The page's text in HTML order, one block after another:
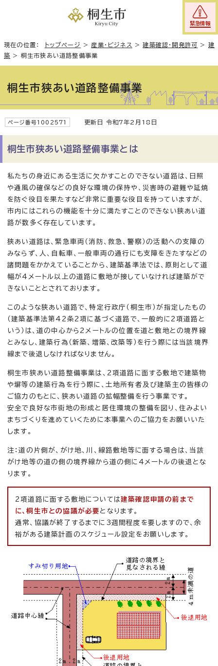
緊急情報
現在の位置： トップページ > 産業・ビジネス >建築確認・開発許可 > 建
築 > 桐生市狭あい道路整備事業
桐生市狭あい道路整備事業
ページ番号1002571 更新日 令和7年2月18日
桐生市狭あい道路整備事業とは
私たちの身近にある生活に欠かすことのできない道路は、日照
や通風の確保などの良好な環境の保持や、災害時の避難や延焼
を防ぐ役目を果たすなど非常に重要な役目を持っていますが、
市内にはこれらの機能を十分に満たすことのできない狭あい道
路が数多く存在しています。
狭あい道路は、緊急車両（消防、救急、警察）の活動への支障の
みならず、人、自転車、一般車両の通行にも支障をきたすなどの
諸問題をかかえていることから、建築基準法では、原則として道
幅が4メートル以上の道路に敷地が接していなければ建築がで
きないこととされております。
このような狭あい道路で、特定行政庁（桐生市）が指定したもの
（建築基準法第42条2項に基づく道路で、一般的に2項道路と
いう）は、道の中心から2メートルの位置を道と敷地との境界線
とみなし、建築行為（新築、増築、改築等）を行う際には当該境界
線まで後退しなければなりません。
桐生市狭あい道路整備事業は、2項道路に面する敷地で建築物
や塀等の建築行為を行う際に、土地所有者及び建築主の皆様の
ご協力のもとに、狭あい道路の拡幅整備を行う事業です。
安全で良好な市街地の形成と居住環境の整備を図り、住みよい
まちづくりを進めていくために本事業へのご協力をお願いいた
します。
注：道の片側が、がけ地、川、線路敷地等に面する場合は、当該
がけ地等の道の側の境界線から道の側に4メートルの後退とな
ります。
2項道路に面する敷地については建築確認申請の前まで
に、桐生市との協議が必要 となります。
通常、協議が終了するまでに3週間程度を要しますので、余
裕がある建築計画のスケジュール設定をお願いします。